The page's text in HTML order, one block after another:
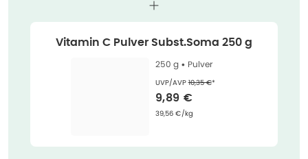
Vitamin C Pulver Subst.Soma 250 g
250 g • Pulver
UVP/AVPEhemaliger Preis (U V P)
10,35 €*
Verkaufspreis
9,89 €
Grundpreis
39,56 €/kg